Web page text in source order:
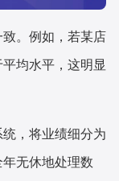
。例如，若某店
均水平，这明显
，将业绩细分为
无休地处理数